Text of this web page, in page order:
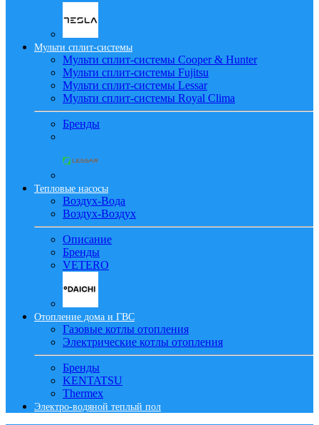
Мульти сплит-системы
Мульти сплит-системы Cooper & Hunter
Мульти сплит-системы Fujitsu
Мульти сплит-системы Lessar
Мульти сплит-системы Royal Clima
Бренды
Тепловые насосы
Воздух-Вода
Воздух-Воздух
Описание
Бренды
VETERO
Отопление дома и ГВС
Газовые котлы отопления
Электрические котлы отопления
Бренды
KENTATSU
Thermex
Электро-водяной теплый пол